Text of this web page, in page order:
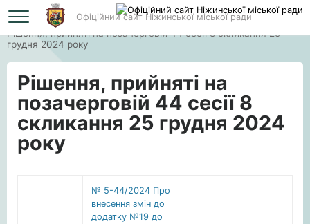
Офіційний сайт Ніжинської міської ради
Головна
Рішення, прийняті на позачерговій 44 сесії 8 скликання 25
грудня 2024 року
Рішення, прийняті на
позачерговій 44 сесії 8
скликання 25 грудня 2024
року
№ 5-44/2024 Про
внесення змін до
додатку №19 до